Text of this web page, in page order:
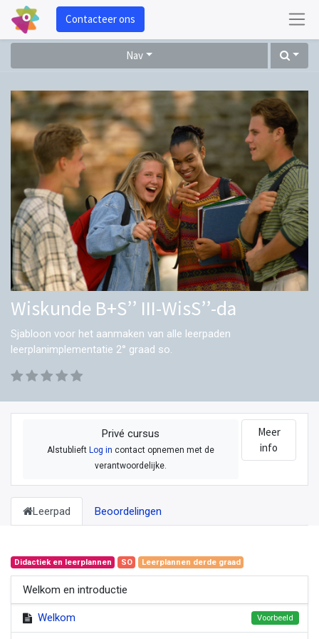
Contacteer ons
Nav
Wiskunde B+S’’ III-WisS’’-da
Sjabloon voor het aanmaken van alle leerpaden
leerplanimplementatie 2° graad so.
Privé cursus
AlstublieftLog in contact opnemen met de
verantwoordelijke.
Meer
info
Leerpad Beoordelingen
Didactiek en leerplannen SO Leerplannen derde graad
Welkom en introductie
Welkom Voorbeeld